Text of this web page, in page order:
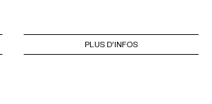
PLUS D'INFOS